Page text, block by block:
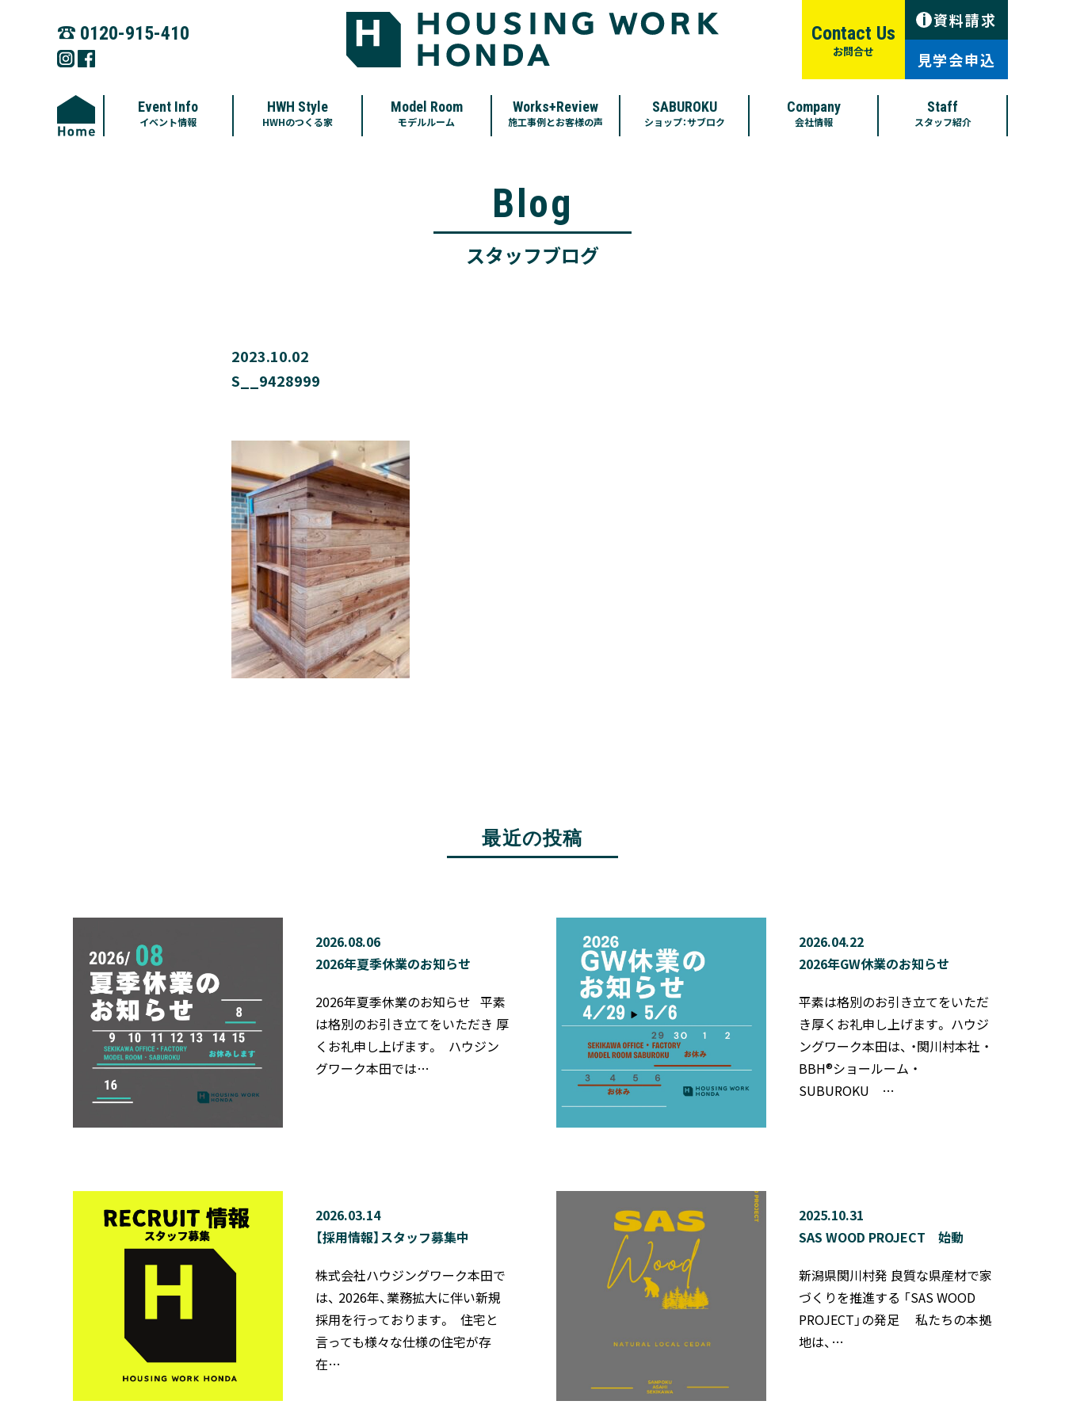
☎︎ 0120-915-410 Contact Us
お問合せ
i 資料請求
見学会申込
Event Info
イベント情報
HWH Style
HWHのつくる家
Model Room
モデルルーム
Works+Review
施工事例とお客様の声
SABUROKU
ショップ：サブロク
Company
会社情報
Staff
スタッフ紹介
Blog
スタッフブログ
2023.10.02
S__9428999
最近の投稿
2026.08.06
2026年夏季休業のお知らせ
2026年夏季休業のお知らせ 平素
は格別のお引き立てをいただき 厚
くお礼申し上げます。 ハウジン
グワーク本田では…
2026.04.22
2026年GW休業のお知らせ
平素は格別のお引き立てをいただ
き厚くお礼申し上げます。 ハウジ
ングワーク本田は、 ・関川村本社 ・
BBH®ショールーム ・
SUBUROKU …
2026.03.14
【採用情報】スタッフ募集中
株式会社ハウジングワーク本田で
は、 2026年、業務拡大に伴い新規
採用を行っております。 住宅と
言っても様々な仕様の住宅が存
在…
2025.10.31
SAS WOOD PROJECT 始動
新潟県関川村発 良質な県産材で家
づくりを推進する 「SAS WOOD
PROJECT」の発足 私たちの本拠
地は、…